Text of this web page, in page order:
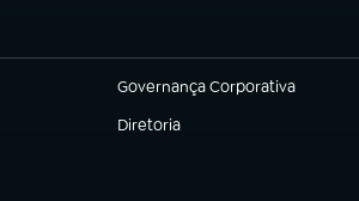
Governança Corporativa
(abre em nova aba)
Diretoria
(abre em nova aba)